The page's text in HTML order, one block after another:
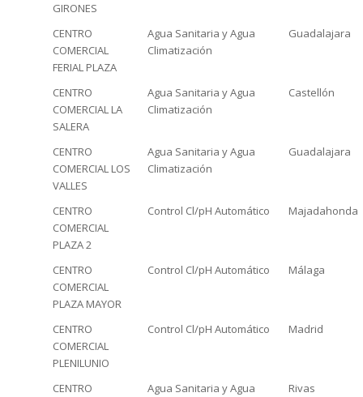
GIRONES
CENTRO
COMERCIAL
FERIAL PLAZA
Agua Sanitaria y Agua
Climatización
Guadalajara
CENTRO
COMERCIAL LA
SALERA
Agua Sanitaria y Agua
Climatización
Castellón
CENTRO
COMERCIAL LOS
VALLES
Agua Sanitaria y Agua
Climatización
Guadalajara
CENTRO
COMERCIAL
PLAZA 2
Control Cl/pH Automático Majadahonda
CENTRO
COMERCIAL
PLAZA MAYOR
Control Cl/pH Automático Málaga
CENTRO
COMERCIAL
PLENILUNIO
Control Cl/pH Automático Madrid
CENTRO
Agua Sanitaria y Agua
Rivas